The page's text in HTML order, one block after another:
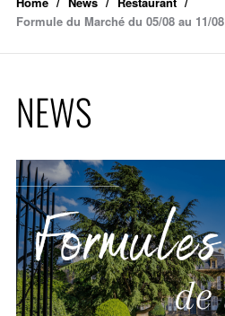
Formule du Marché du 05/08 au 11/08
NEWS